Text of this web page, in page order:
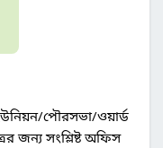
পৌরসভা/ওয়ার্ড
জন্য সংশ্লিষ্ট অফিস